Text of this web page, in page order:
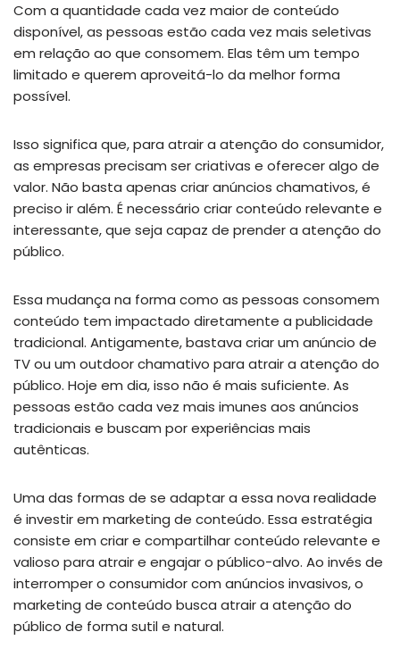
Com a quantidade cada vez maior de conteúdo
disponível, as pessoas estão cada vez mais seletivas
em relação ao que consomem. Elas têm um tempo
limitado e querem aproveitá-lo da melhor forma
possível.
Isso significa que, para atrair a atenção do consumidor,
as empresas precisam ser criativas e oferecer algo de
valor. Não basta apenas criar anúncios chamativos, é
preciso ir além. É necessário criar conteúdo relevante e
interessante, que seja capaz de prender a atenção do
público.
Essa mudança na forma como as pessoas consomem
conteúdo tem impactado diretamente a publicidade
tradicional. Antigamente, bastava criar um anúncio de
TV ou um outdoor chamativo para atrair a atenção do
público. Hoje em dia, isso não é mais suficiente. As
pessoas estão cada vez mais imunes aos anúncios
tradicionais e buscam por experiências mais
autênticas.
Uma das formas de se adaptar a essa nova realidade
é investir em marketing de conteúdo. Essa estratégia
consiste em criar e compartilhar conteúdo relevante e
valioso para atrair e engajar o público-alvo. Ao invés de
interromper o consumidor com anúncios invasivos, o
marketing de conteúdo busca atrair a atenção do
público de forma sutil e natural.